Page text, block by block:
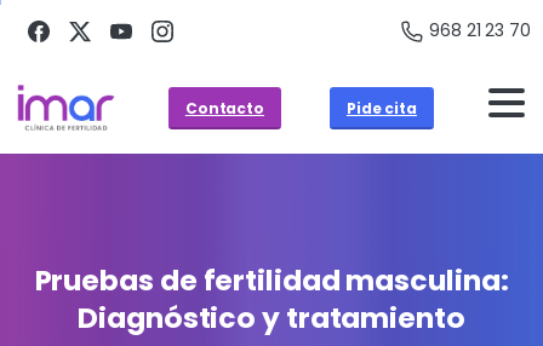
968 21 23 70
Contacto Pide cita
Pruebas de fertilidadmasculina:
Diagnósticoytratamiento